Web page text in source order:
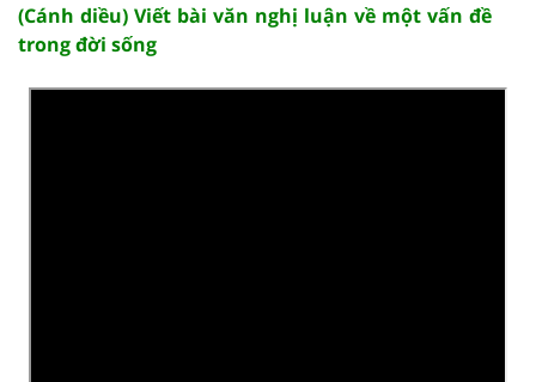
(Cánh diều) Viết bài văn nghị luận về một vấn đề
trong đời sống